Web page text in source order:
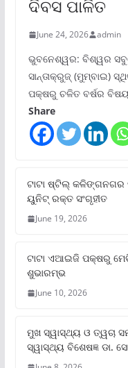
ଦିବସ ପାଳିତ
June 24, 2026 admin
ଭୁବନେଶ୍ୱର: ବିଶ୍ୱର
ସାନ୍ତାକ୍ରୁଜ୍ (ମୁମ୍ବାଇ)
ପକ୍ଷରୁ ଚଳିତ ବର୍ଷର
Share
ଟାଟା ଷ୍ଟିଲ୍‌ କଳିଙ୍ଗନଗର
ୟୁନିଟ୍‌ ରକ୍ତ ସଂଗୃହୀତ
June 19, 2026
ଟାଟା ଏଆଇଜି ପକ୍ଷରୁ
ଶୁଭାରମ୍ଭ
June 10, 2026
ମୁଖ ସ୍ୱାସ୍ଥ୍ୟ ଓ ତ୍ୱଚା
ସ୍ୱାସ୍ଥ୍ୟ ବିଶେଷଜ୍ଞ ଡା.